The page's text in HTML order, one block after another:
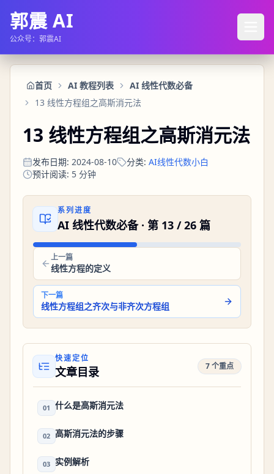
郭震 AI
公众号：郭震AI
首页 AI 教程列表
AI 线性代数必备
13 线性方程组之高斯消元法
13 线性方程组之高斯消元法
发布日期: 2024-08-10 分类: AI线性代数小白
预计阅读: 5 分钟
系列进度
AI 线性代数必备· 第 13 /26 篇
上一篇
线性方程的定义
下一篇
线性方程组之齐次与非齐次方程组
快速定位
文章目录 7 个重点
01 什么是高斯消元法
02 高斯消元法的步骤
03 实例解析